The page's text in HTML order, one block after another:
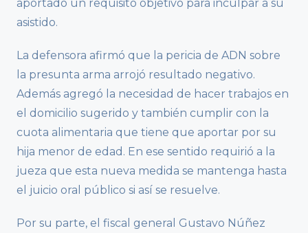
aportado un requisito objetivo para inculpar a su
asistido.
La defensora afirmó que la pericia de ADN sobre
la presunta arma arrojó resultado negativo.
Además agregó la necesidad de hacer trabajos en
el domicilio sugerido y también cumplir con la
cuota alimentaria que tiene que aportar por su
hija menor de edad. En ese sentido requirió a la
jueza que esta nueva medida se mantenga hasta
el juicio oral público si así se resuelve.
Por su parte, el fiscal general Gustavo Núñez